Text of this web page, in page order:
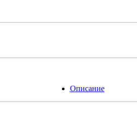
Описание